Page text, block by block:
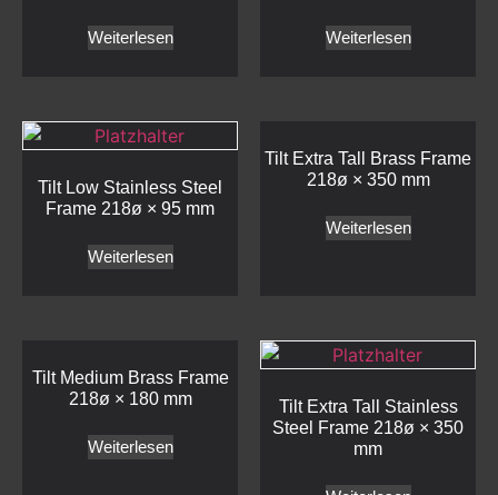
Weiterlesen Weiterlesen
Tilt Low Stainless Steel
Frame 218ø × 95 mm
Weiterlesen
Tilt Extra Tall Brass Frame
218ø × 350 mm
Weiterlesen
Tilt Medium Brass Frame
218ø × 180 mm
Weiterlesen
Tilt Extra Tall Stainless
Steel Frame 218ø × 350
mm